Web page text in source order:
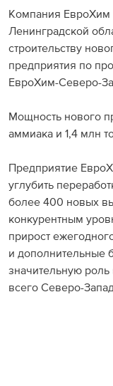
ЕвроХим
Компания ЕвроХим
Ленинградской
строительству
предприятия по
ЕвроХим-Северо-
Мощность нового
аммиака и 1,4 млн
Предприятие
углубить
более 400 новых
конкурентным
прирост
и дополнительные
значительную роль
всего Северо-